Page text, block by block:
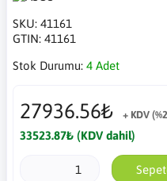
SKU: 41161
GTIN: 41161
Stok Durumu: 4 Adet
27936.56₺ + KDV
33523.87₺ (KDV dahil)